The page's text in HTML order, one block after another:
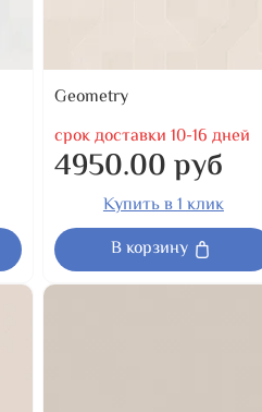
Geometry
срок доставки 10-16 дней
4950.00 руб
Купить в 1 клик
В корзину